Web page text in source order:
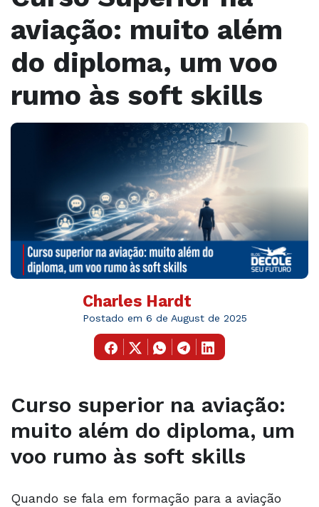
aviação: muito além
do diploma, um voo
rumo às soft skills
Charles Hardt
Postado em 6 de August de 2025
Curso superior na aviação:
muito além do diploma, um
voo rumo às soft skills
Quando se fala em formação para a aviação